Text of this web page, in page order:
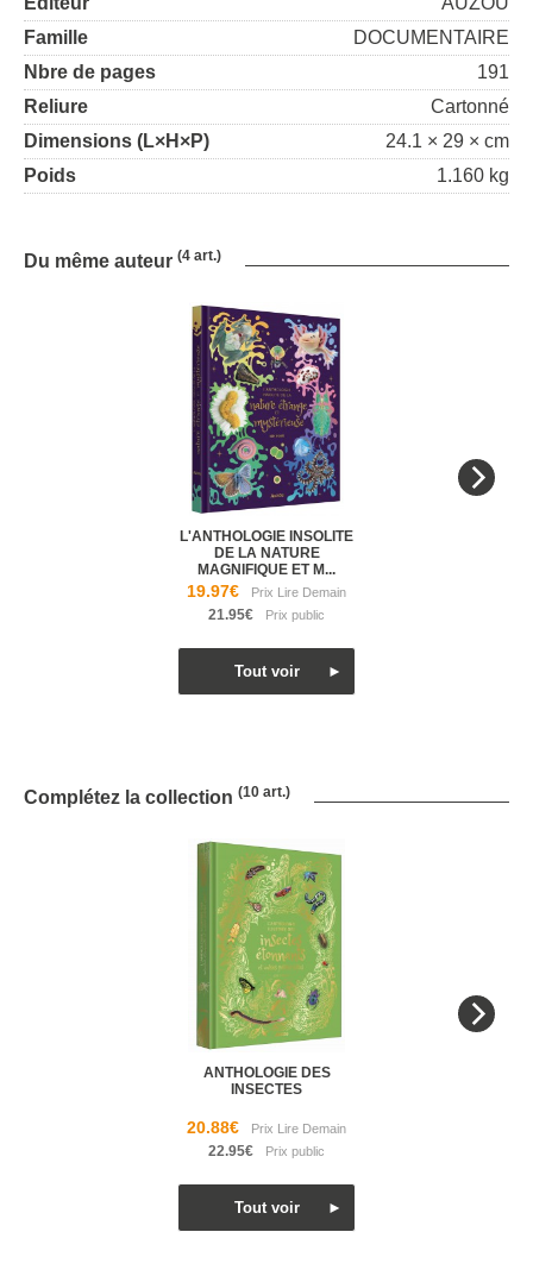
Famille
DOCUMENTAIRE
Nbre de pages
191
Reliure
Cartonné
Dimensions (L×H×P)
24.1 × 29 × cm
Poids
1.160 kg
Du même auteur (4 art.)
L'ANTHOLOGIE INSOLITE
DE LA NATURE
MAGNIFIQUE ET M...
19.97€
21.95€
Complétez la collection (10 art.)
ANTHOLOGIE DES
INSECTES
20.88€
22.95€